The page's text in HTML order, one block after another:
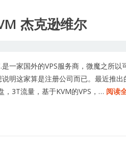
杰克逊维尔
一家国外的VPS服务商，微魔之所以
明这家算是注册公司而已。最近推出
，3T流量，基于KVM的VPS，… 阅读